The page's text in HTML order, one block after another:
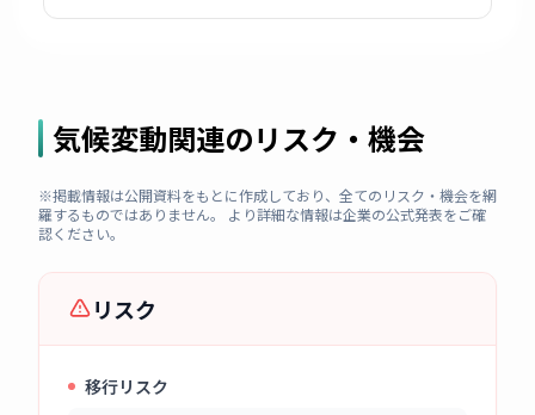
気候変動関連のリスク・機会
※掲載情報は公開資料をもとに作成しており、全てのリスク・機会を網
羅するものではありません。 より詳細な情報は企業の公式発表をご確
認ください。
リスク
移行リスク